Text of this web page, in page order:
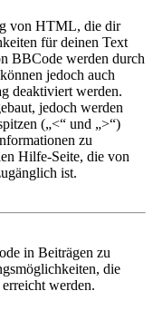
von HTML, die dir
für deinen Text
BBCode werden durch
jedoch auch
deaktiviert werden.
jedoch werden
(„<“ und „>“)
zu
Hilfe-Seite, die von
ist.
in Beiträgen zu
die
werden.